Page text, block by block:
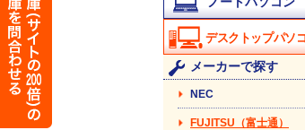
メーカーで探す
NEC
FUJITSU（富士通）